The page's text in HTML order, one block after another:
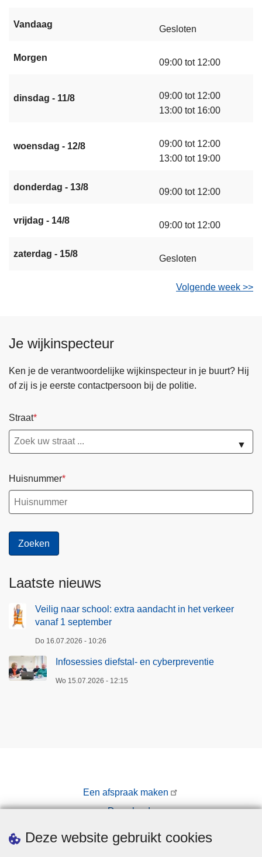
Deze website gebruikt cookies
Vandaag Gesloten
Morgen 09:00 tot 12:00
dinsdag - 11/8
09:00 tot 12:00
13:00 tot 16:00
woensdag - 12/8
09:00 tot 12:00
13:00 tot 19:00
donderdag - 13/8 09:00 tot 12:00
vrijdag - 14/8 09:00 tot 12:00
zaterdag - 15/8 Gesloten
Volgende week >>
Je wijkinspecteur
Ken je de verantwoordelijke wijkinspecteur in je buurt? Hij
of zij is je eerste contactpersoon bij de politie.
Straat
▼
Huisnummer
Laatste nieuws
Veilig naar school: extra aandacht in het verkeer
vanaf 1 september
Do 16.07.2026 - 10:26
Infosessies diefstal- en cyberpreventie
Wo 15.07.2026 - 12:15
Een afspraak maken
Downloads